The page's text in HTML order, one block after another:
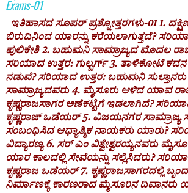
Exams-01
ಇತಿಹಾಸದ ಸೂಪರ್ ಪ್ರಶ್ನೋತ್ತರಗಳು-01 1.
ಬಿರುದಿನಿಂದ ಯಾರನ್ನು ಕರೆಯಲಾಗುತ್ತದೆ?
ಪುಲಿಕೇಶಿ 2. ಬಹುಮನಿ ಸಾಮ್ರಾಜ್ಯದ ಮೊದಲ
ಸರಿಯಾದ ಉತ್ತರ: ಗುಲ್ಬರ್ಗ್ 3. ತಾಳಿಕೋಟೆ
ನಡುವೆ? ಸರಿಯಾದ ಉತ್ತರ: ಬಹುಮನಿ
ಸಾಮ್ರಾಜ್ಯದವರು 4. ಮೈಸೂರು ಆಳಿದ ಯಾವ
ಕೃಷ್ಣರಾಜಸಾಗರ ಅಣೆಕಟ್ಟಿಗೆ ಇಡಲಾಗಿದೆ?
ಕೃಷ್ಣರಾಜ್ ಒಡೆಯರ್ 5. ವಿಜಯನಗರ ಸಾಮ್ರಾಜ್ಯ
ಸಂಬಂಧಿಸಿದ ಆಧ್ಯಾತ್ಮಿಕ ನಾಯಕರು ಯಾರು?
ವಿದ್ಯಾರಣ್ಯ 6. ಸರ್ ಎಂ ವಿಶ್ವೇಶ್ವರಯ್ಯನವರು
ಯಾರ ಕಾಲದಲ್ಲಿ ಸೇವೆಯನ್ನು ಸಲ್ಲಿಸಿದರು?
ಕೃಷ್ಣರಾಜ ಒಡೆಯರ್ 7. ಕೃಷ್ಣರಾಜಸಾಗರದಲ್ಲಿ
ನಿರ್ಮಾಣಕ್ಕೆ ಕಾರಣರಾದ ಮೈಸೂರಿನ ದಿವಾನರು